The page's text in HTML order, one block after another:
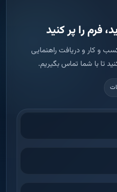
فرم را پر کنید
و کار و دریافت راهنمایی
تا با شما تماس بگیریم.